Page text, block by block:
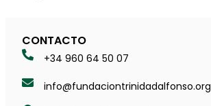
CONTACTO
+34 960 64 50 07
info@fundaciontrinidadalfonso.org